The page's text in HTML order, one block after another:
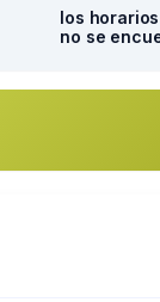
los
no se